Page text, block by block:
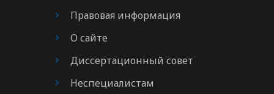
Правовая информация
О сайте
Диссертационный совет
Неспециалистам